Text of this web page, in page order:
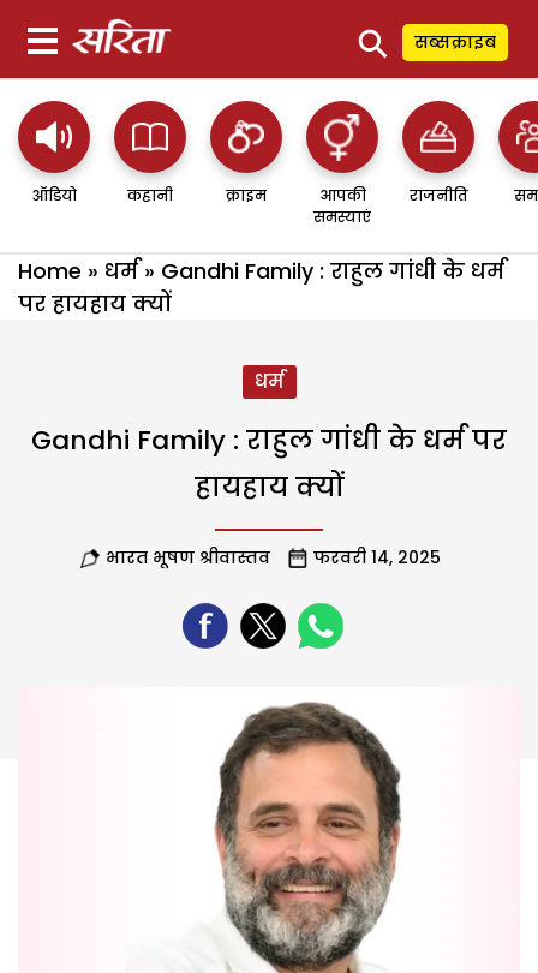
⚲ सब्सक्राइब
ऑडियो कहानी क्राइम
आपकी
समस्याएं
राजनीति
Home » धर्म» Gandhi Family : राहुल गांधी के धर्म
पर हायहाय क्यों
धर्म
Gandhi Family : राहुल गांधी के धर्म पर
हायहाय क्यों
भारत भूषण श्रीवास्तव फरवरी 14, 2025